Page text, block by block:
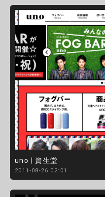
uno | 資生堂
2011-08-26 02:01